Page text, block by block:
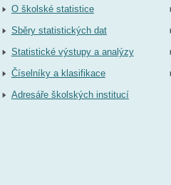
O školské statistice
Sběry statistických dat
Statistické výstupy a analýzy
Číselníky a klasifikace
Adresáře školských institucí